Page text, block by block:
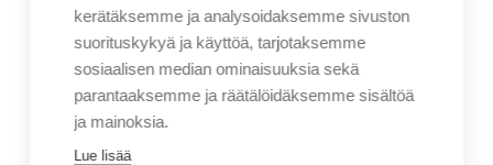
kerätäksemme ja analysoidaksemme sivuston
suorituskykyä ja käyttöä, tarjotaksemme
sosiaalisen median ominaisuuksia sekä
parantaaksemme ja räätälöidäksemme sisältöä
ja mainoksia.
Lue lisää